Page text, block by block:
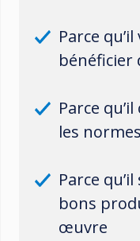
Parce
bénéficier
Parce
les
Parce
bons
œuvre